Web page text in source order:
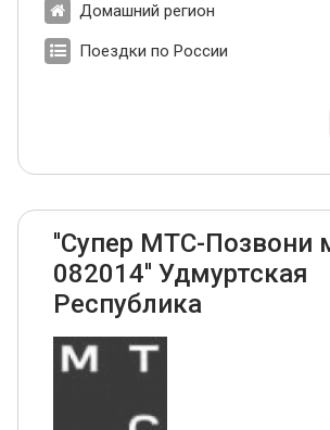
Домашний регион
Поездки по России
''Супер МТС-Позвони
082014'' Удмуртская
Республика